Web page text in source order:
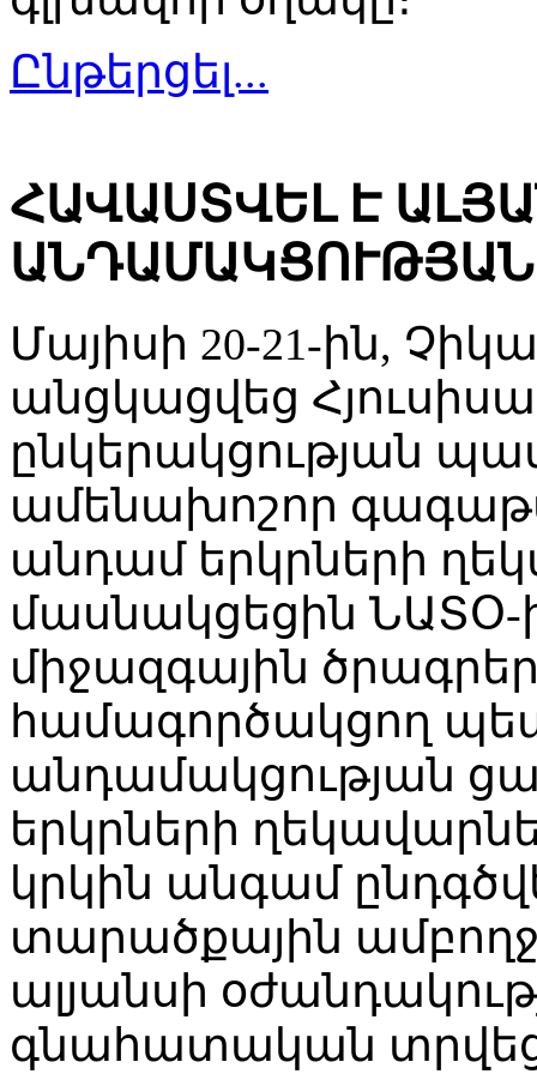
Ընթերցել...
ՀԱՎԱՍՏՎԵԼ Է
Մայիսի 20-21-ին,
անցկացվեց
ընկերակցության
ամենախոշոր
անդամ երկրների
մասնակցեցին ՆԱՏՕ-
միջազգային
համագործակցող
անդամակցության
երկրների
կրկին անգամ
տարածքային
ալյանսի
գնահատական